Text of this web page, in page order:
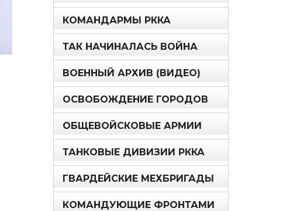
КОМАНДАРМЫ РККА
ТАК НАЧИНАЛАСЬ ВОЙНА
ВОЕННЫЙ АРХИВ (ВИДЕО)
ОСВОБОЖДЕНИЕ ГОРОДОВ
ОБЩЕВОЙСКОВЫЕ АРМИИ
ТАНКОВЫЕ ДИВИЗИИ РККА
ГВАРДЕЙСКИЕ МЕХБРИГАДЫ
КОМАНДУЮЩИЕ ФРОНТАМИ